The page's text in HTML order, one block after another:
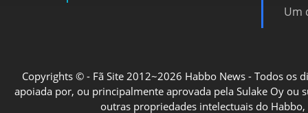
Um
Copyrights © - Fã Site 2012~2026 Habbo News - Todos os
apoiada por, ou principalmente aprovada pela Sulake Oy ou
outras propriedades intelectuais do